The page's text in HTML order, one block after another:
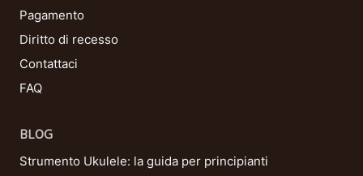
Pagamento
Diritto di recesso
Contattaci
FAQ
BLOG
Strumento Ukulele: la guida per principianti